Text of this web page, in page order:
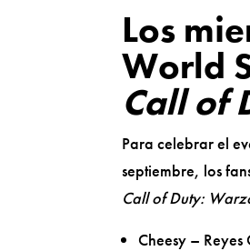
Los
World
Call of
Para celebrar el
septiembre, los
Call of Duty:
Cheesy –